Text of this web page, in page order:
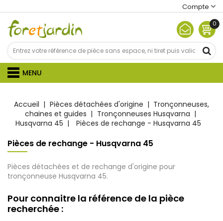
Compte
0
MENU
Accueil Pièces détachées d'origine
Tronçonneuses,
chaines et guides
Tronçonneuses Husqvarna
Husqvarna 45
Pièces de rechange - Husqvarna 45
Pièces de rechange - Husqvarna 45
Pièces détachées et de rechange d'origine pour
tronçonneuse Husqvarna 45.
Pour connaitre la référence de la pièce
recherchée :